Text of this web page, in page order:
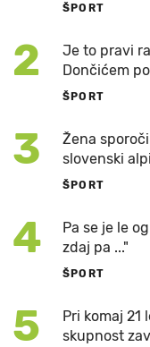
ŠPORT
2
Je to pravi
Dončićem
ŠPORT
3
Žena
slovenski
ŠPORT
4
Pa se je le
zdaj pa ..."
ŠPORT
5
Pri komaj
skupnost